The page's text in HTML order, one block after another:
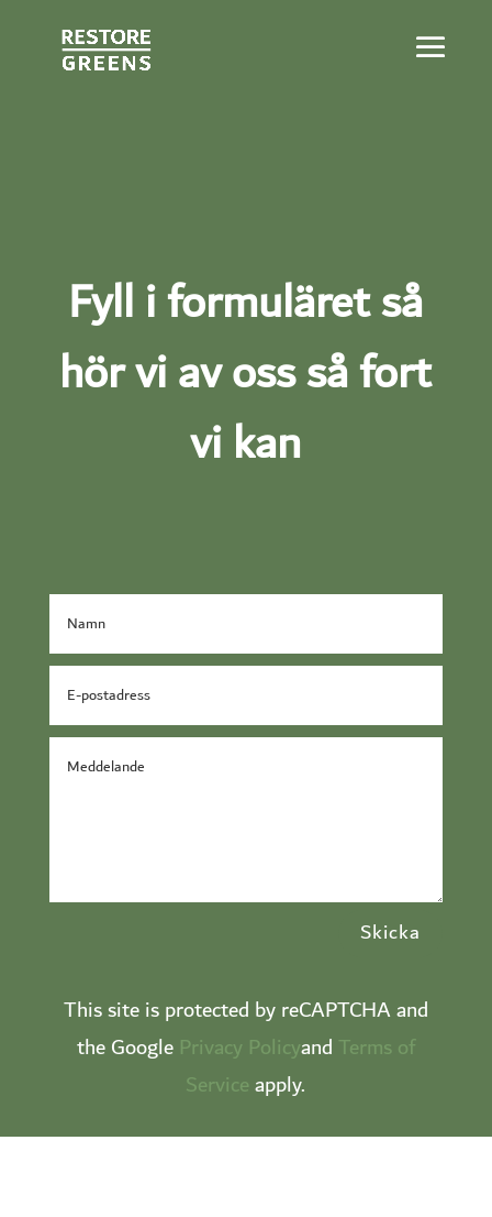
Fyll i formuläret så
hör vi av oss så fort
vi kan
Skicka
This site is protected by reCAPTCHA and
the Google Privacy Policyand Terms of
Serviceapply.